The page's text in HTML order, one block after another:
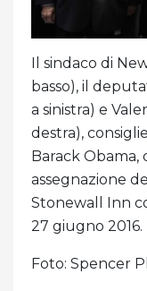
Il sindaco di
basso), il
a sinistra) e
destra),
Barack Obama,
assegnazione
Stonewall Inn
27 giugno 2016.
Foto: Spencer